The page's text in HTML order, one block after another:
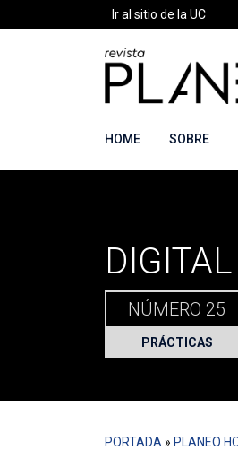
Ir al sitio de la UC
HOME SOBRE
DIGITAL
NÚMERO 25
PRÁCTICAS
PORTADA » PLANEO